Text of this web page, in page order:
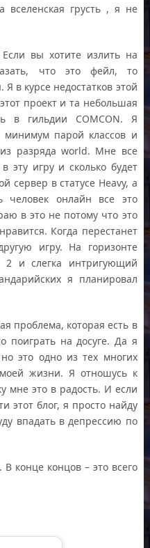
вселенская грусть , я не
вы хотите излить на
что это фейл, то
в курсе недостатков этой
проект и та небольшая
в гильдии COMCON. Я
парой классов и
разряда world. Мне все
эту игру и сколько будет
сервер в статусе Heavy, а
человек онлайн все это
в это не потому что это
Когда перестанет
игру. На горизонте
и слегка интригующий
я планировал
проблема, которая есть в
поиграть на досуге. Да я
это одно из тех многих
жизни. Я отношусь к
мне это в радость. И если
этот блог, я просто найду
впадать в депрессию по
конце концов – это всего